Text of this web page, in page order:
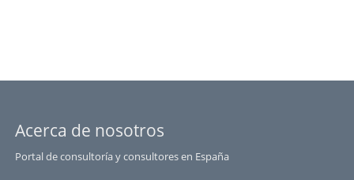
Acerca de nosotros
Portal de consultoría y consultores en España